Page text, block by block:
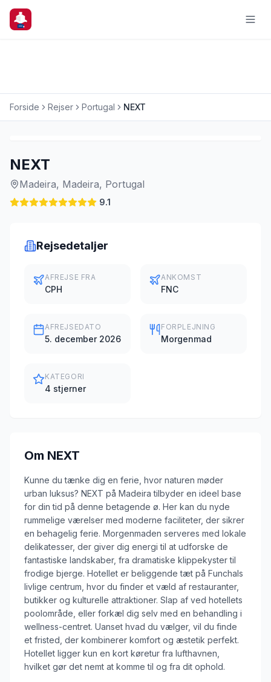
Forside Rejser Portugal NEXT
NEXT
Madeira, Madeira, Portugal
9.1
Rejsedetaljer
AFREJSE FRA
CPH
ANKOMST
FNC
AFREJSEDATO
5. december 2026
FORPLEJNING
Morgenmad
KATEGORI
4 stjerner
Om NEXT
Kunne du tænke dig en ferie, hvor naturen møder
urban luksus? NEXT på Madeira tilbyder en ideel base
for din tid på denne betagende ø. Her kan du nyde
rummelige værelser med moderne faciliteter, der sikrer
en behagelig ferie. Morgenmaden serveres med lokale
delikatesser, der giver dig energi til at udforske de
fantastiske landskaber, fra dramatiske klippekyster til
frodige bjerge. Hotellet er beliggende tæt på Funchals
livlige centrum, hvor du finder et væld af restauranter,
butikker og kulturelle attraktioner. Slap af ved hotellets
poolområde, eller forkæl dig selv med en behandling i
wellness-centret. Uanset hvad du vælger, vil du finde
et fristed, der kombinerer komfort og æstetik perfekt.
Hotellet ligger kun en kort køretur fra lufthavnen,
hvilket gør det nemt at komme til og fra dit ophold.